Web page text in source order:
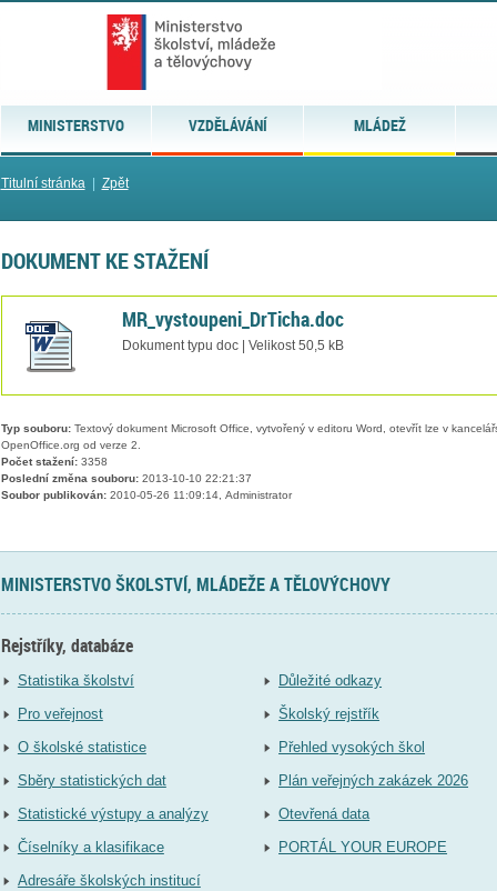
MINISTERSTVO VZDĚLÁVÁNÍ MLÁDEŽ
Titulní stránka| Zpět
DOKUMENT KE STAŽENÍ
MR_vystoupeni_DrTicha.doc
Dokument typu doc | Velikost 50,5 kB
Typ souboru:Textový dokument Microsoft Office, vytvořený v editoru Word, otevřít lze v
OpenOffice.org od verze 2.
Počet stažení:3358
Poslední změna souboru:2013-10-10 22:21:37
Soubor publikován:2010-05-26 11:09:14, Administrator
MINISTERSTVO ŠKOLSTVÍ, MLÁDEŽE A TĚLOVÝCHOVY
Rejstříky, databáze
Statistika školství
Pro veřejnost
O školské statistice
Sběry statistických dat
Statistické výstupy a analýzy
Číselníky a klasifikace
Adresáře školských institucí
Důležité odkazy
Školský rejstřík
Přehled vysokých škol
Plán veřejných zakázek 2026
Otevřená data
PORTÁL YOUR EUROPE